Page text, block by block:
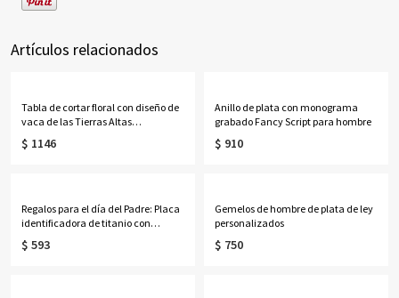
Artículos relacionados
Tabla de cortar floral con diseño de
vaca de las Tierras Altas
personalizada con nombre, tabla
para servir embutidos de estilo
mamá/ella.
$ 1146
Anillo de plata con monograma
grabado Fancy Script para hombre
$ 910
Regalos para el día del Padre: Placa
identificadora de titanio con
nombre personalizable grabado
$ 593
Gemelos de hombre de plata de ley
personalizados
$ 750